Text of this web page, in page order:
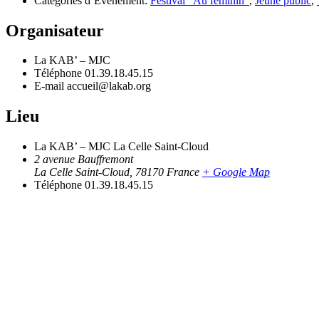
Organisateur
La KAB’ – MJC
Téléphone 01.39.18.45.15
E-mail accueil@lakab.org
Lieu
La KAB’ – MJC La Celle Saint-Cloud
2 avenue Bauffremont
La Celle Saint-Cloud 78170 France + Google Map
Téléphone 01.39.18.45.15